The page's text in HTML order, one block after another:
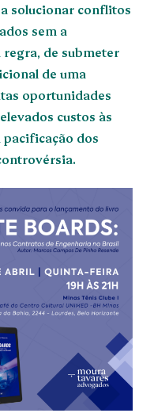
solucionar conflitos
sem a
de submeter
de uma
oportunidades
custos às
dos